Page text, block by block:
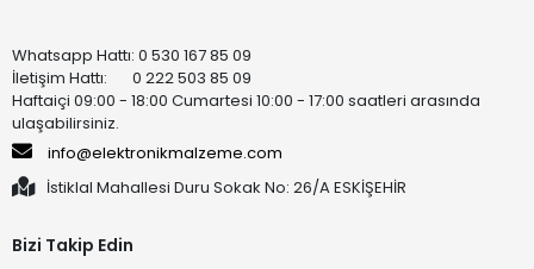
Whatsapp Hattı: 0 530 167 85 09
İletişim Hattı: 0 222 503 85 09
Haftaiçi 09:00 - 18:00 Cumartesi 10:00 - 17:00 saatleri arasında
ulaşabilirsiniz.
info@elektronikmalzeme.com
İstiklal Mahallesi Duru Sokak No: 26/A ESKİŞEHİR
Bizi Takip Edin